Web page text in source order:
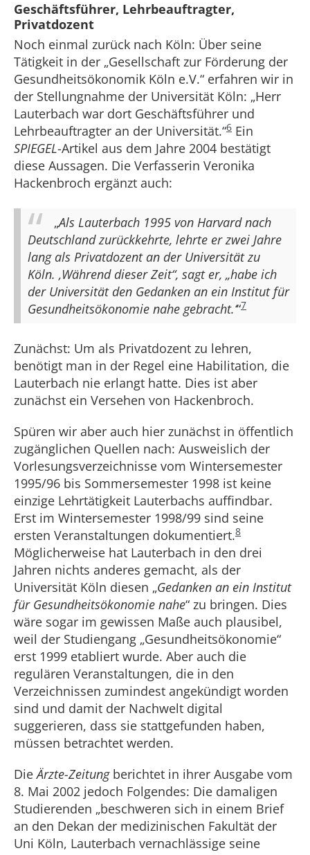
Geschäftsführer, Lehrbeauftragter,
Privatdozent
Noch einmal zurück nach Köln: Über seine
Tätigkeit in der „Gesellschaft zur Förderung der
Gesundheitsökonomik Köln e.V.“ erfahren wir in
der Stellungnahme der Universität Köln: „Herr
Lauterbach war dort Geschäftsführer und
Lehrbeauftragter an der Universität.“6 Ein
SPIEGEL-Artikel aus dem Jahre 2004 bestätigt
diese Aussagen. Die Verfasserin Veronika
Hackenbroch ergänzt auch:
„Als Lauterbach 1995 von Harvard nach
Deutschland zurückkehrte, lehrte er zwei Jahre
lang als Privatdozent an der Universität zu
Köln. ‚Während dieser Zeit“, sagt er, „habe ich
der Universität den Gedanken an ein Institut für
Gesundheitsökonomie nahe gebracht.‘“7
Zunächst: Um als Privatdozent zu lehren,
benötigt man in der Regel eine Habilitation, die
Lauterbach nie erlangt hatte. Dies ist aber
zunächst ein Versehen von Hackenbroch.
Spüren wir aber auch hier zunächst in öffentlich
zugänglichen Quellen nach: Ausweislich der
Vorlesungsverzeichnisse vom Wintersemester
1995/96 bis Sommersemester 1998 ist keine
einzige Lehrtätigkeit Lauterbachs auffindbar.
Erst im Wintersemester 1998/99 sind seine
ersten Veranstaltungen dokumentiert.8
Möglicherweise hat Lauterbach in den drei
Jahren nichts anderes gemacht, als der
Universität Köln diesen „Gedanken an ein Institut
für Gesundheitsökonomie nahe“ zu bringen. Dies
wäre sogar im gewissen Maße auch plausibel,
weil der Studiengang „Gesundheitsökonomie“
erst 1999 etabliert wurde. Aber auch die
regulären Veranstaltungen, die in den
Verzeichnissen zumindest angekündigt worden
sind und damit der Nachwelt digital
suggerieren, dass sie stattgefunden haben,
müssen betrachtet werden.
DieÄrzte-Zeitungberichtet in ihrer Ausgabe vom
8. Mai 2002 jedoch Folgendes: Die damaligen
Studierenden „beschweren sich in einem Brief
an den Dekan der medizinischen Fakultät der
Uni Köln, Lauterbach vernachlässige seine